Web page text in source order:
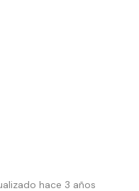
hace 3 años